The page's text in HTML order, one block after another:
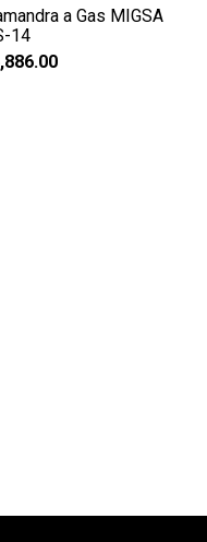
a Gas MIGSA
14